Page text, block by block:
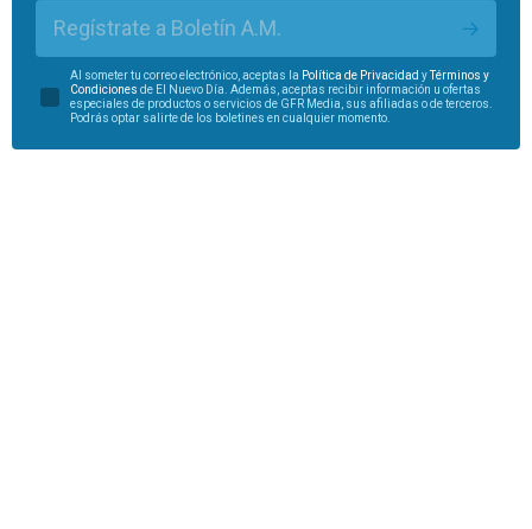
Regístrate a Boletín A.M.
Al someter tu correo electrónico, aceptas la Política de Privacidad yTérminos y
Condiciones de El Nuevo Día. Además, aceptas recibir información u ofertas
especiales de productos o servicios de GFR Media, sus afiliadas o de terceros.
Podrás optar salirte de los boletines en cualquier momento.